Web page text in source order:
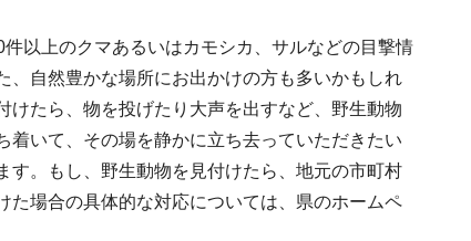
以上のクマあるいはカモシカ、サルなどの目撃情
自然豊かな場所にお出かけの方も多いかもしれ
けたら、物を投げたり大声を出すなど、野生動物
いて、その場を静かに立ち去っていただきたい
す。もし、野生動物を見付けたら、地元の市町村
場合の具体的な対応については、県のホームペ